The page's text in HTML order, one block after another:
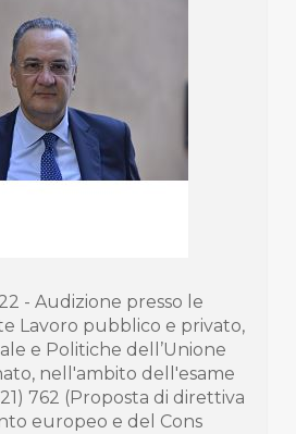
- Audizione presso le
Lavoro pubblico e privato,
e Politiche dell’Unione
nell'ambito dell'esame
762 (Proposta di direttiva
europeo e del Cons